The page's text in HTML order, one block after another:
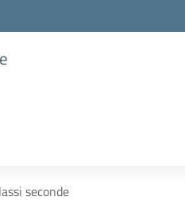
seconde